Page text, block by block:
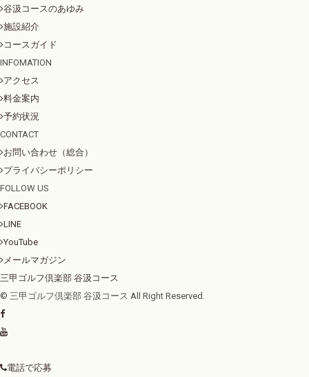
谷汲コースのあゆみ
施設紹介
コースガイド
INFOMATION
アクセス
料金案内
予約状況
CONTACT
お問い合わせ（総合）
プライバシーポリシー
FOLLOW US
FACEBOOK
LINE
YouTube
メールマガジン
三甲ゴルフ倶楽部 谷汲コース
© 三甲ゴルフ倶楽部 谷汲コース All Right Reserved.
電話で応募